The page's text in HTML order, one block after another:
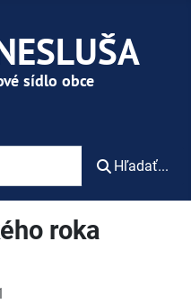
Hľadať...
roka